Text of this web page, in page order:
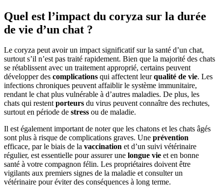
Quel est l’impact du coryza sur la durée
de vie d’un chat ?
Le coryza peut avoir un impact significatif sur la santé d’un chat,
surtout s’il n’est pas traité rapidement. Bien que la majorité des chats
se rétablissent avec un traitement approprié, certains peuvent
développer des complications qui affectent leurqualité de vie. Les
infections chroniques peuvent affaiblir le système immunitaire,
rendant le chat plus vulnérable à d’autres maladies. De plus, les
chats qui restentporteurs du virus peuvent connaître des rechutes,
surtout en période de stress ou de maladie.
Il est également important de noter que les chatons et les chats âgés
sont plus à risque de complications graves. Une prévention
efficace, par le biais de la vaccination et d’un suivi vétérinaire
régulier, est essentielle pour assurer une longue vie et en bonne
santé à votre compagnon félin. Les propriétaires doivent être
vigilants aux premiers signes de la maladie et consulter un
vétérinaire pour éviter des conséquences à long terme.